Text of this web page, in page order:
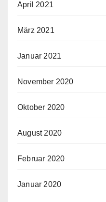
April 2021
März 2021
Januar 2021
November 2020
Oktober 2020
August 2020
Februar 2020
Januar 2020